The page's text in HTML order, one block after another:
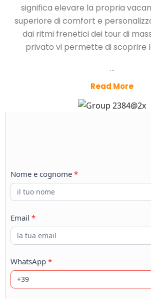
significa elevare la propria
superiore di comfort e
dai ritmi frenetici dei tour di
privato vi permette di scoprire
...
Read More
Customize
your
Trip
Nome e cognome *
Email *
WhatsApp *